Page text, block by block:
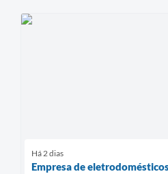
Há 2 dias
Empresa de